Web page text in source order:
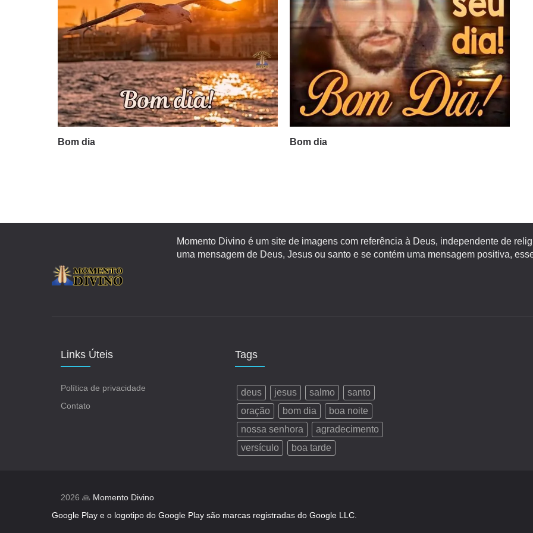
Bom dia Bom dia
Momento Divino é um site de imagens com referência à Deus, independente de
uma mensagem de Deus, Jesus ou santo e se contém uma mensagem positiva,
Links Úteis
Política de privacidade
Contato
Tags
deus jesus salmo
santo
oração
bom dia
boa noite
nossa senhora
agradecimento
versículo
boa tarde
2026 🙏 Momento Divino
Google Play e o logotipo do Google Play são marcas registradas do Google LLC.